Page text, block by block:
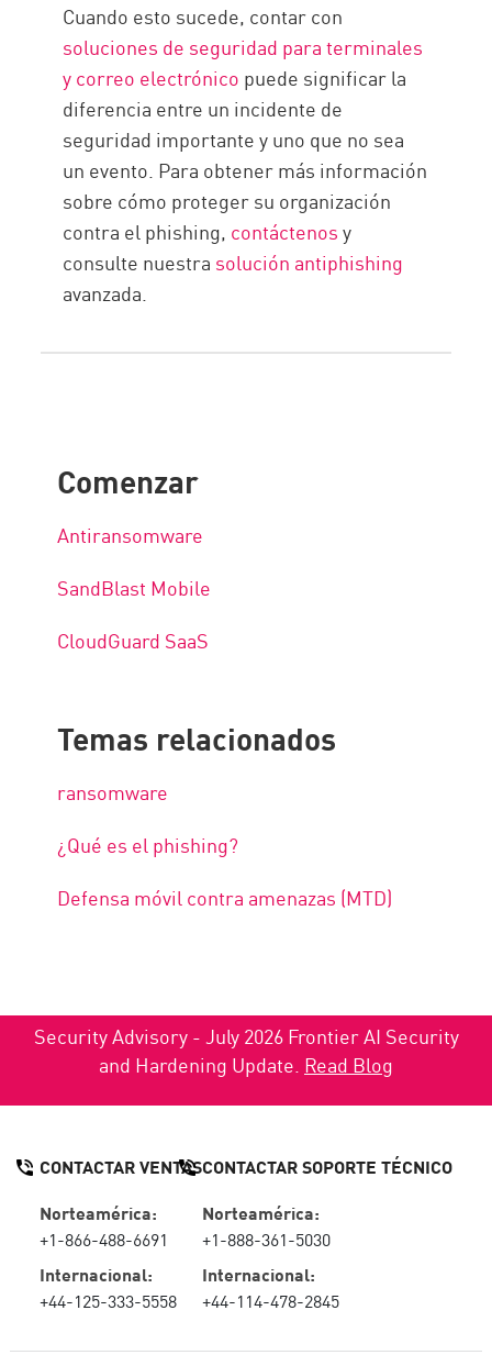
Cuando esto sucede, contar con
soluciones de seguridad para terminales
y correo electrónico puede significar la
diferencia entre un incidente de
seguridad importante y uno que no sea
un evento. Para obtener más información
sobre cómo proteger su organización
contra el phishing, contáctenosy
consulte nuestra solución antiphishing
avanzada.
Comenzar
Antiransomware
SandBlast Mobile
CloudGuard SaaS
Temas relacionados
ransomware
¿Qué es el phishing?
Defensa móvil contra amenazas (MTD)
Security Advisory - July 2026 Frontier AI Security
and Hardening Update. Read Blog
CONTACTAR VENTAS
Norteamérica:
+1-866-488-6691
Internacional:
+44-125-333-5558
CONTACTAR SOPORTE TÉCNICO
Norteamérica:
+1-888-361-5030
Internacional:
+44-114-478-2845